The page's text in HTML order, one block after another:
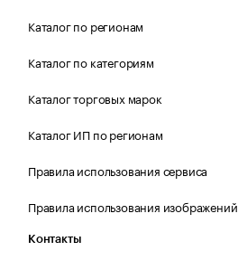
Каталог по регионам
Каталог по категориям
Каталог торговых марок
Каталог ИП по регионам
Правила использования сервиса
Правила использования изображений
Контакты